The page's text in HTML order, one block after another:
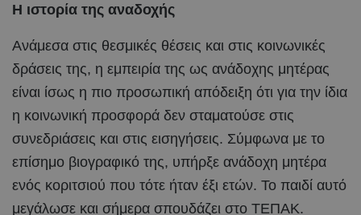
Η ιστορία της αναδοχής
Ανάμεσα στις θεσμικές θέσεις και στις κοινωνικές
δράσεις της, η εμπειρία της ως ανάδοχης μητέρας
είναι ίσως η πιο προσωπική απόδειξη ότι για την ίδια
η κοινωνική προσφορά δεν σταματούσε στις
συνεδριάσεις και στις εισηγήσεις. Σύμφωνα με το
επίσημο βιογραφικό της, υπήρξε ανάδοχη μητέρα
ενός κοριτσιού που τότε ήταν έξι ετών. Το παιδί αυτό
μεγάλωσε και σήμερα σπουδάζει στο ΤΕΠΑΚ.